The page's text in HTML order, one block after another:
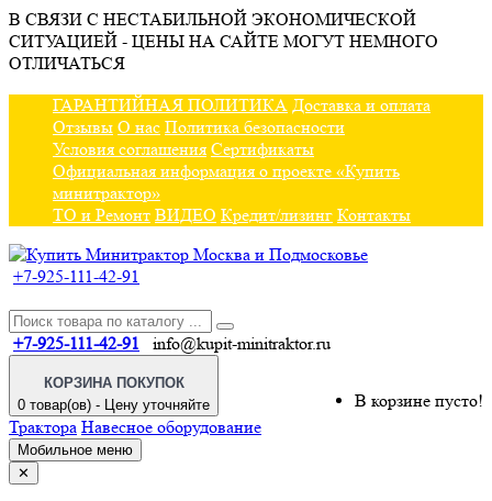
В СВЯЗИ С НЕСТАБИЛЬНОЙ ЭКОНОМИЧЕСКОЙ
СИТУАЦИЕЙ - ЦЕНЫ НА САЙТЕ МОГУТ НЕМНОГО
ОТЛИЧАТЬСЯ
ГАРАНТИЙНАЯ ПОЛИТИКА Доставка и оплата
Отзывы О нас Политика безопасности
Условия соглашения Сертификаты
Официальная информация о проекте «Купить
минитрактор»
ТО и Ремонт ВИДЕО Кредит/лизинг Контакты
+7-925-111-42-91
+7-925-111-42-91 info@kupit-minitraktor.ru
КОРЗИНА ПОКУПОК
0 товар(ов) - Цену уточняйте
В корзине пусто!
Трактора Навесное оборудование
Мобильное меню
✕